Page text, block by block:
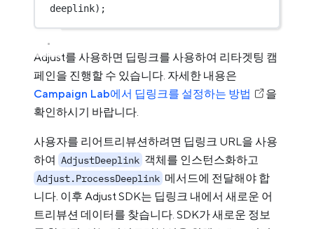
deeplink);
Adjust를 사용하면 딥링크를 사용하여 리타겟팅 캠
페인을 진행할 수 있습니다. 자세한 내용은
Campaign Lab에서 딥링크를 설정하는 방법
을
확인하시기 바랍니다.
사용자를 리어트리뷰션하려면 딥링크 URL을 사용
하여 AdjustDeeplink 객체를 인스턴스화하고
Adjust.ProcessDeeplink 메서드에 전달해야 합
니다. 이후 Adjust SDK는 딥링크 내에서 새로운 어
트리뷰션 데이터를 찾습니다. SDK가 새로운 정보